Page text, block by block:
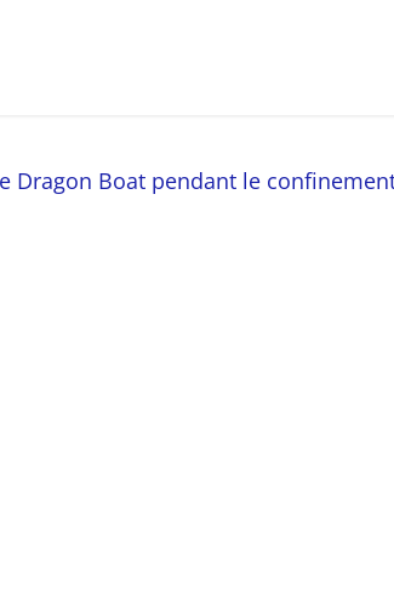
Dragon Boat pendant le